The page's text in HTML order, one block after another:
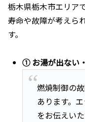
栃木県栃木市エリア
寿命や故障が考えら
す。
① お湯が出ない
燃焼制御の
あります。
をお伝えい